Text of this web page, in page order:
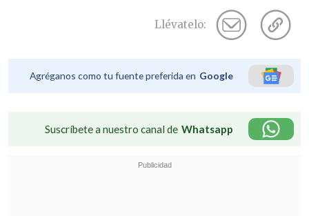
Llévatelo:
Agréganos como tu fuente preferida en Google
Suscríbete a nuestro canal de Whatsapp